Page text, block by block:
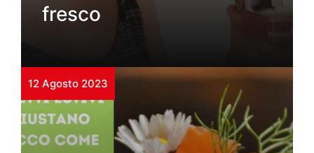
fresco
12 Agosto 2023